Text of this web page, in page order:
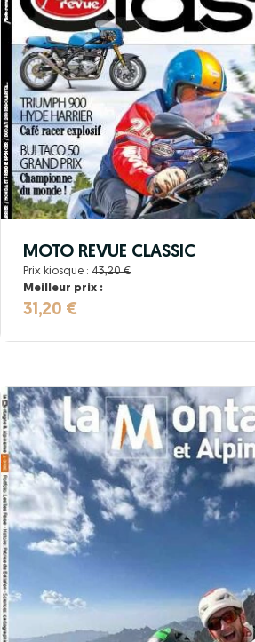
MOTO REVUE CLASSIC
Prix kiosque : 43,20 €
Meilleur prix :
31,20 €